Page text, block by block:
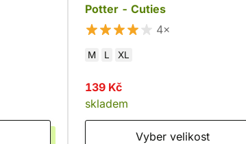
Potter - Cuties
4×
M L XL
139 Kč
skladem
Vyber velikost